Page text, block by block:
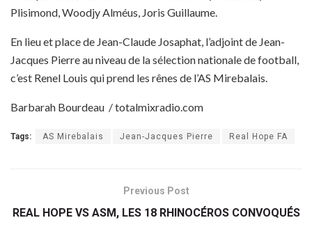
Plisimond, Woodjy Alméus, Joris Guillaume.
En lieu et place de Jean-Claude Josaphat, l’adjoint de Jean-
Jacques Pierre au niveau de la sélection nationale de football,
c’est Renel Louis qui prend les rênes de l’AS Mirebalais.
Barbarah Bourdeau / totalmixradio.com
Tags: AS Mirebalais Jean-Jacques Pierre Real Hope FA
Previous Post
REAL HOPE VS ASM, LES 18 RHINOCÉROS CONVOQUÉS